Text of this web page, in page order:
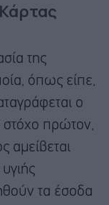
της
όπως είπε,
ο
στόχο πρώτον,
αμείβεται
τα έσοδα